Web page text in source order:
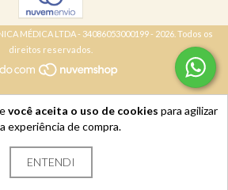
você aceita o uso de cookies para agilizar
experiência de compra.
ENTENDI
MÉDICA LTDA - 34086053000199 - 2026. Todos os
direitos reservados.